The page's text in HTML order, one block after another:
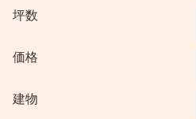
坪数
価格
建物